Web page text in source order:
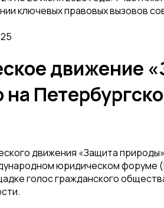
ключевых правовых вызовов
движение
на
движения «Защита
юридическом
голос гражданского